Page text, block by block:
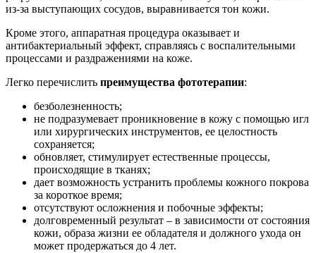
из-за выступающих сосудов, выравнивается тон кожи.
Кроме этого, аппаратная процедура оказывает и
антибактериальный эффект, справляясь с воспалительными
процессами и раздражениями на коже.
Легко перечислить преимущества фототерапии:
безболезненность;
не подразумевает проникновение в кожу с помощью игл
или хирургических инструментов, ее целостность
сохраняется;
обновляет, стимулирует естественные процессы,
происходящие в тканях;
дает возможность устранить проблемы кожного покрова
за короткое время;
отсутствуют осложнения и побочные эффекты;
долговременный результат – в зависимости от состояния
кожи, образа жизни ее обладателя и должного ухода он
может продержаться до 4 лет.